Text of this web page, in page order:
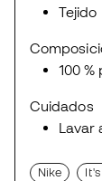
Tejido
100 %
Cuidados
Lavar
Nike